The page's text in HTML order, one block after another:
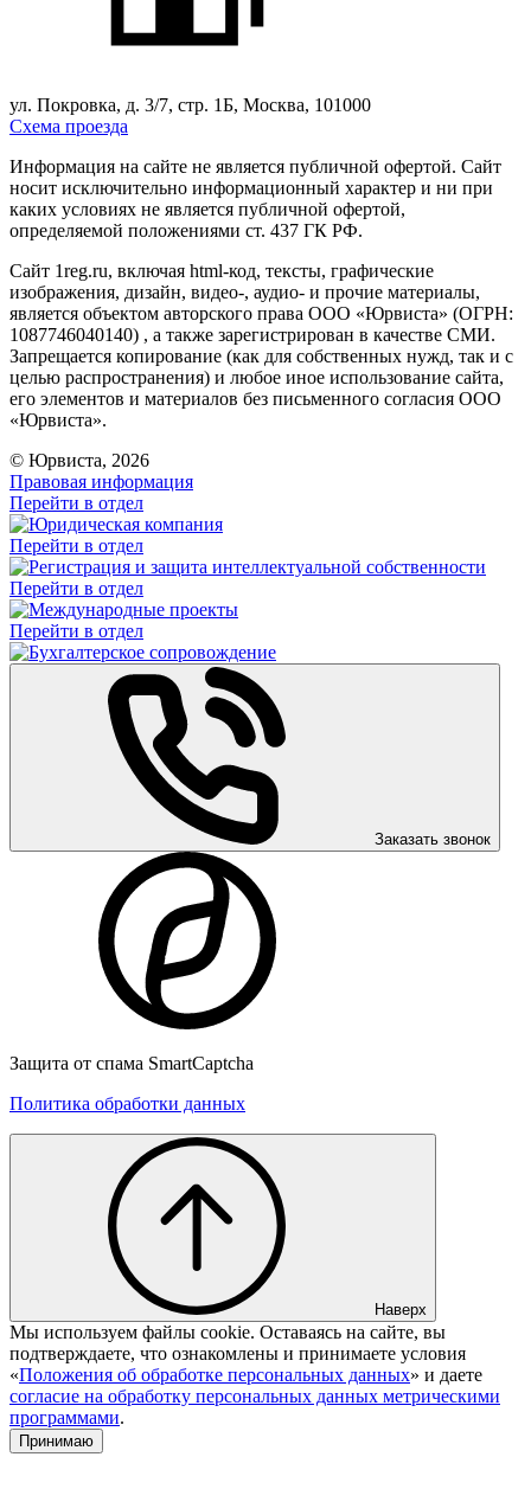
ул. Покровка, д. 3/7, стр. 1Б, Москва, 101000
Схема проезда
Информация на сайте не является публичной офертой. Cайт
носит исключительно информационный характер и ни при
каких условиях не является публичной офертой,
определяемой положениями ст. 437 ГК РФ.
Сайт 1reg.ru, включая html-код, тексты, графические
изображения, дизайн, видео-, аудио- и прочие материалы,
является объектом авторского права ООО «Юрвиста» (ОГРН:
1087746040140) , а также зарегистрирован в качестве СМИ.
Запрещается копирование (как для собственных нужд, так и с
целью распространения) и любое иное использование сайта,
его элементов и материалов без письменного согласия ООО
«Юрвиста».
© Юрвиста, 2026
Правовая информация
Перейти в отдел
Перейти в отдел
Перейти в отдел
Перейти в отдел
Заказать звонок
Защита от спама SmartCaptcha
Политика обработки данных
Наверх
Мы используем файлы cookie. Оставаясь на сайте, вы
подтверждаете, что ознакомлены и принимаете условия
«Положения об обработке персональных данных» и даете
согласие на обработку персональных данных метрическими
программами.
Принимаю